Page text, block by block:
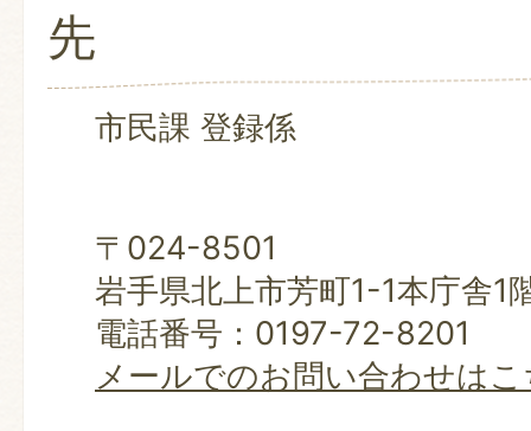
先
市民課 登録係
〒024-8501
岩手県北上市芳町1-1本庁舎1
電話番号：0197-72-8201
メールでのお問い合わせは